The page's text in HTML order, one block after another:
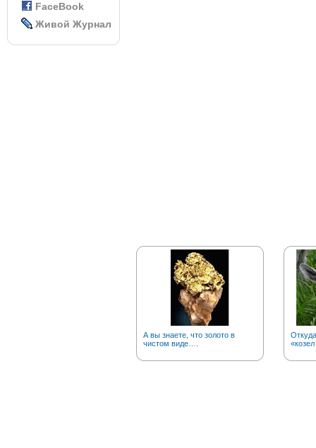
FaceBook
Живой Журнал
А вы знаете, что золото в
чистом виде….